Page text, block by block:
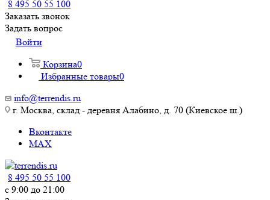
8 495 50 55 100
Заказать звонок
Задать вопрос
Войти
Корзина0
Избранные товары0
info@terrendis.ru
г. Москва, склад - деревня Алабино, д. 70 (Киевское ш.)
Вконтакте
MAX
8 495 50 55 100
c 9:00 до 21:00